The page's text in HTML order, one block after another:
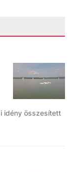
idény összesített